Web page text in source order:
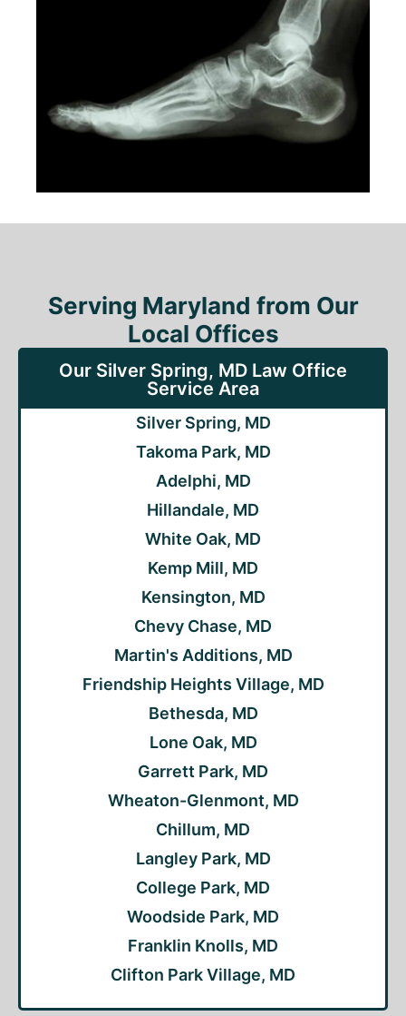
Serving Maryland from Our
Local Offices
Our Silver Spring, MD Law Office
Service Area
Silver Spring, MD
Takoma Park, MD
Adelphi, MD
Hillandale, MD
White Oak, MD
Kemp Mill, MD
Kensington, MD
Chevy Chase, MD
Martin's Additions, MD
Friendship Heights Village, MD
Bethesda, MD
Lone Oak, MD
Garrett Park, MD
Wheaton-Glenmont, MD
Chillum, MD
Langley Park, MD
College Park, MD
Woodside Park, MD
Franklin Knolls, MD
Clifton Park Village, MD